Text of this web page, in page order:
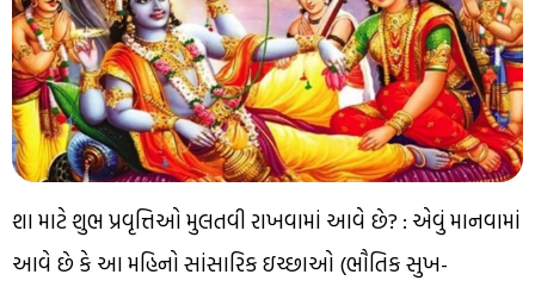
શા માટે શુભ પ્રવૃત્તિઓ મુલતવી રાખવામાં આવે છે? : એવું માનવામાં
આવે છે કે આ મહિનો સાંસારિક ઇચ્છાઓ (ભૌતિક સુખ-